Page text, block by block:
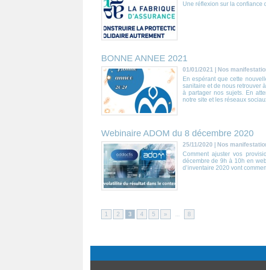
Une réflexion sur la confiance
BONNE ANNEE 2021
01/01/2021|
Nos
En espérant que cette
sanitaire et de nous retrouver
à partager nos sujets. En
notre site et les réseaux
Webinaire ADOM du 8 décembre 2020
25/11/2020
Nos
Comment ajuster vos
décembre de 9h à 10h en
d’inventaire 2020 vont
1 2 3 4 5 » ... 8